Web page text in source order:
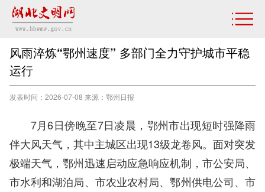
风雨淬炼“鄂州速度” 多部门全力守护城市平稳
运行
发表时间：2026-07-08 来源：鄂州日报
7月6日傍晚至7日凌晨，鄂州市出现短时强降雨
伴大风天气，其中主城区出现13级龙卷风。面对突发
极端天气，鄂州迅速启动应急响应机制，市公安局、
市水利和湖泊局、市农业农村局、鄂州供电公司、市